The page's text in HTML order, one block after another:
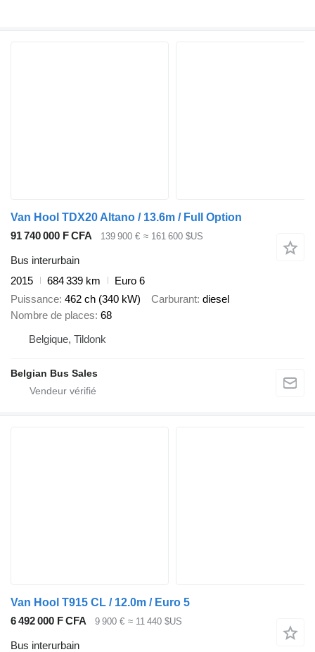
Van Hool TDX20 Altano / 13.6m / Full Option
91 740 000 F CFA
139 900 € ≈ 161 600 $US
Bus interurbain
2015
684 339 km
Euro 6
Puissance 462 ch (340 kW) Carburant diesel
Nombre de places 68
Belgique, Tildonk
Belgian Bus Sales
Van Hool T915 CL / 12.0m / Euro 5
6 492 000 F CFA
9 900 € ≈ 11 440 $US
Bus interurbain